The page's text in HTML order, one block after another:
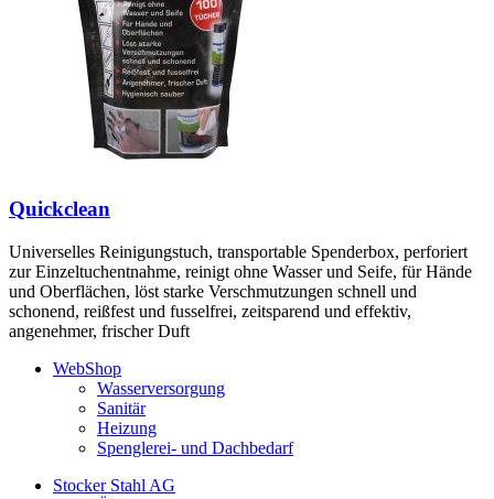
Quickclean
Universelles Reinigungstuch, transportable Spenderbox, perforiert
zur Einzeltuchentnahme, reinigt ohne Wasser und Seife, für Hände
und Oberflächen, löst starke Verschmutzungen schnell und
schonend, reißfest und fusselfrei, zeitsparend und effektiv,
angenehmer, frischer Duft
WebShop
Wasserversorgung
Sanitär
Heizung
Spenglerei- und Dachbedarf
Stocker Stahl AG